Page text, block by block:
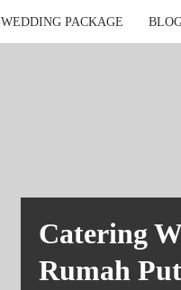
WEDDING PACKAGE
Catering
Rumah